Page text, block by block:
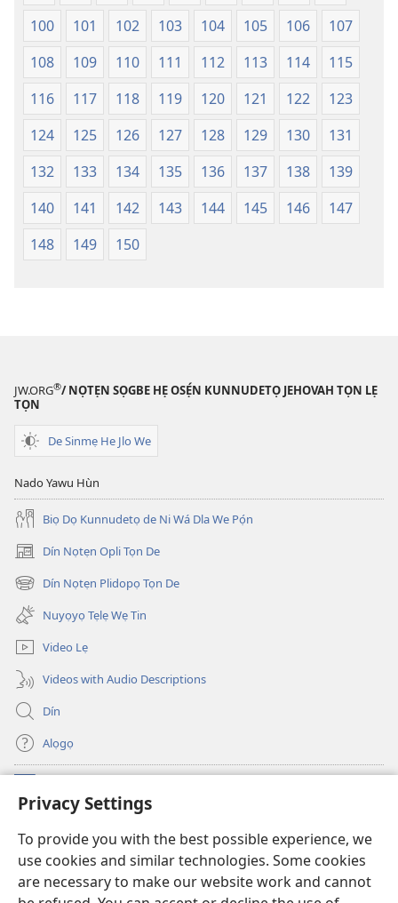
Privacy Settings
To provide you with the best possible experience, we
use cookies and similar technologies. Some cookies
are necessary to make our website work and cannot
100
101 102 103 104 105 106
107
108
109 110 111 112 113 114
115
116
117 118 119 120 121 122
123
124
125 126 127 128 129 130
131
132
133 134 135 136 137 138
139
140
141 142 143 144 145 146
147
148
149 150
JW.ORG®/ NỌTẸN SỌGBE HẸ OSẸ́N KUNNUDETỌ JEHOVAH TỌN LẸ
TỌN
De Sinmẹ He Jlo We
Nado Yawu Hùn
Biọ Dọ Kunnudetọ de Ni Wá Dla We Pọ́n
Dín Nọtẹn Opli Tọn De
(opens
new
window)
Dín Nọtẹn Plidopọ Tọn De
(opens
new
window)
Nuyọyọ Tẹlẹ Wẹ Tin
Video Lẹ
Videos with Audio Descriptions
Dín
Alọgọ
(opens
new
Wesẹdotẹn Intẹnẹt Ji Tọn Watchtower Tọn
(opens
new
window)JW Hub
(opens